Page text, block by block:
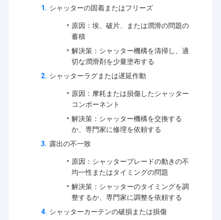
シャッターの固着またはフリーズ
原因：埃、破片、または潤滑の問題の
蓄積
解決策：シャッター機構を清掃し、適
切な潤滑剤を少量塗布する
シャッターラグまたは遅延作動
原因：摩耗または損傷したシャッター
コンポーネント
解決策：シャッター機構を交換する
か、専門家に修理を依頼する
露出の不一致
原因：シャッターブレードの動きの不
均一性またはタイミングの問題
解決策：シャッターのタイミングを調
整するか、専門家に調整を依頼する
シャッターカーテンの破損または損傷